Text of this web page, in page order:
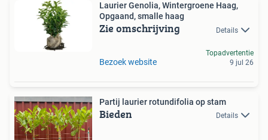
Laurier Genolia, Wintergroene Haag,
Opgaand, smalle haag
Zie omschrijving Details
Bezoek website
Topadvertentie
9 jul 26
Partij laurier rotundifolia op stam
Bieden Details